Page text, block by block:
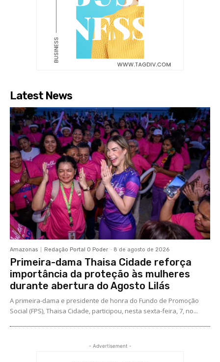
Latest News
Amazonas Redação Portal O Poder - 8 de agosto de 2026
Primeira-dama Thaisa Cidade reforça
importância da proteção às mulheres
durante abertura do Agosto Lilás
A primeira-dama e presidente de honra do Fundo de Promoção
Social (FPS), Thaisa Cidade, participou, nesta sexta-feira, 7, no...
- Advertisement -